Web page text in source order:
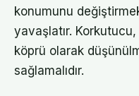
konumunu değiştirmek
yavaşlatır.
köprü olarak
sağlamalıdır.